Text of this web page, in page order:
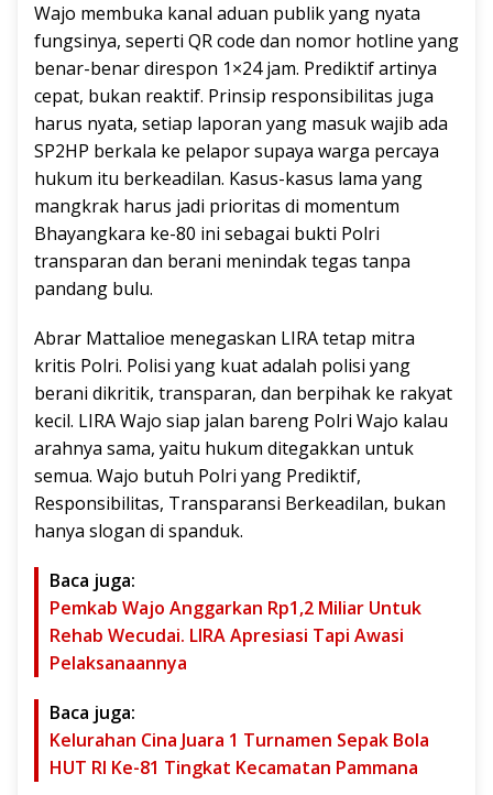
Wajo membuka kanal aduan publik yang nyata
fungsinya, seperti QR code dan nomor hotline yang
benar-benar direspon 1×24 jam. Prediktif artinya
cepat, bukan reaktif. Prinsip responsibilitas juga
harus nyata, setiap laporan yang masuk wajib ada
SP2HP berkala ke pelapor supaya warga percaya
hukum itu berkeadilan. Kasus-kasus lama yang
mangkrak harus jadi prioritas di momentum
Bhayangkara ke-80 ini sebagai bukti Polri
transparan dan berani menindak tegas tanpa
pandang bulu.
Abrar Mattalioe menegaskan LIRA tetap mitra
kritis Polri. Polisi yang kuat adalah polisi yang
berani dikritik, transparan, dan berpihak ke rakyat
kecil. LIRA Wajo siap jalan bareng Polri Wajo kalau
arahnya sama, yaitu hukum ditegakkan untuk
semua. Wajo butuh Polri yang Prediktif,
Responsibilitas, Transparansi Berkeadilan, bukan
hanya slogan di spanduk.
Baca juga:
Pemkab Wajo Anggarkan Rp1,2 Miliar Untuk
Rehab Wecudai. LIRA Apresiasi Tapi Awasi
Pelaksanaannya
Baca juga:
Kelurahan Cina Juara 1 Turnamen Sepak Bola
HUT RI Ke-81 Tingkat Kecamatan Pammana